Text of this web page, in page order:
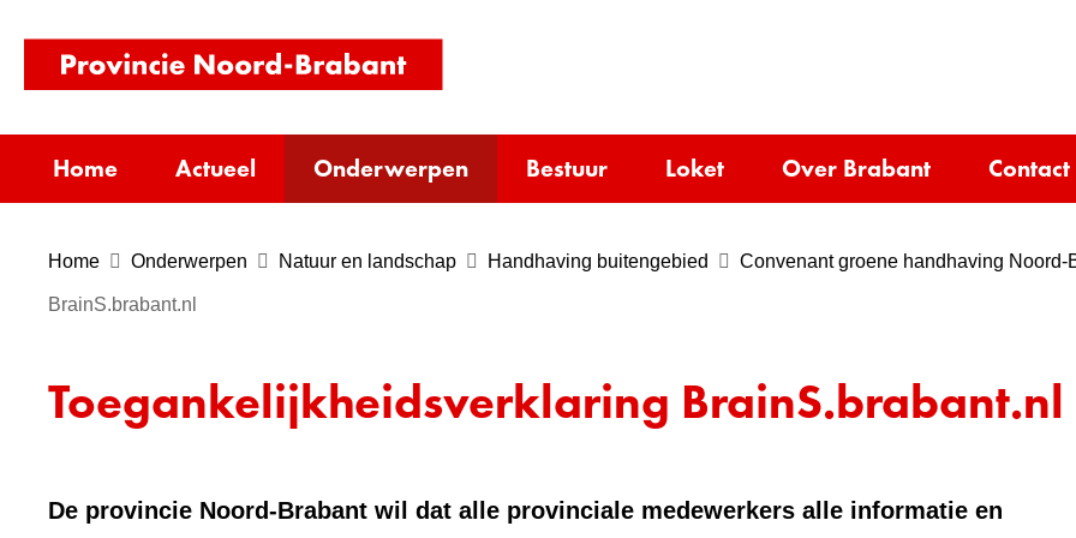
inhoud
homepage)
Home Actueel Onderwerpen Bestuur Loket Over Brabant Contact
Home Onderwerpen Natuur en landschap Handhaving buitengebied Convenant groene handhaving Noord-
BrainS.brabant.nl
Toegankelijkheidsverklaring BrainS.brabant.nl
De provincie Noord-Brabant wil dat alle provinciale medewerkers alle informatie en